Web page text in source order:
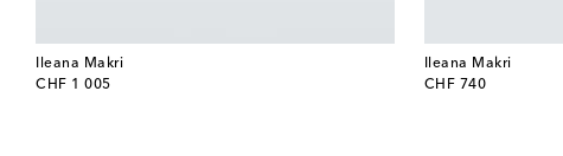
Ileana Makri
CHF 1 005
original price
Ileana Makri
CHF 740
original price